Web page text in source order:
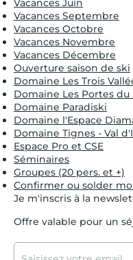
Vacances Septembre
Vacances Octobre
Vacances Novembre
Vacances Décembre
Ouverture saison de ski
Domaine Les Trois
Domaine Les Portes du
Domaine Paradiski
Domaine l'Espace
Domaine Tignes - Val
Espace Pro et CSE
Séminaires
Groupes (20 pers. et +)
Confirmer ou solder
Je m'inscris à la
Offre valable pour un